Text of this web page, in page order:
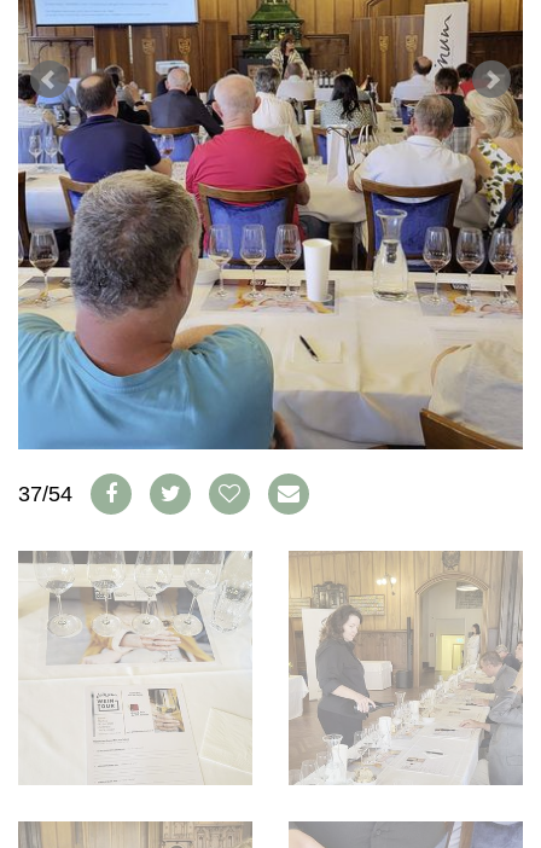
ABO
AUSGABE
ARCHIV
VORTEILSWELT
BÜCHER
WEINSZENE
PORTRAITS
VINOPHILES
ARCHIV
ANMELDEN
AWARDS
GEWINNSPIELE
VORTEILSWELT
TRINKREIFETABELLE
ABO
WEINSUCHE
NEWSLETTER
WINE TRADE CLUB
REDAKTION
JOBS
WERBUNG
IMPRESSUM
AGB & DATENSCHUTZ
37/54